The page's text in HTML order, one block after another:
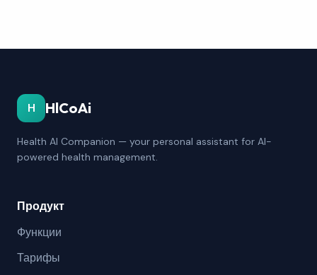
H HlCoAi
Health AI Companion — your personal assistant for AI-
powered health management.
Продукт
Функции
Тарифы